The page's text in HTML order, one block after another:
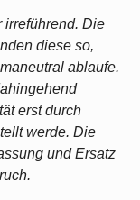
irreführend. Die
diese so,
ablaufe.
erst durch
werde. Die
und Ersatz